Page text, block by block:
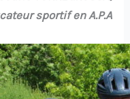
sportif en A.P.A